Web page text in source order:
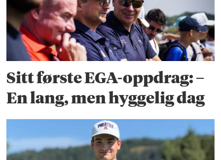
Sitt første EGA-oppdrag: –
En lang, men hyggelig dag